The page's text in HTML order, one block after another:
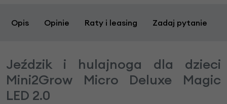
Opis Opinie Raty i leasing Zadaj pytanie
Jeździk i hulajnoga dla dzieci
Mini2Grow Micro Deluxe Magic
LED 2.0